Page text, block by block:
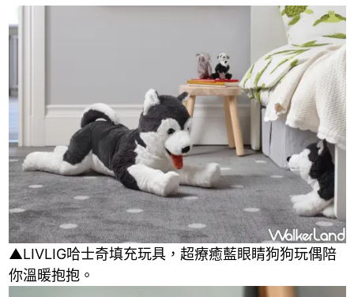
▲LIVLIG哈士奇填充玩具，超療癒藍眼睛狗狗玩偶陪
你溫暖抱抱。